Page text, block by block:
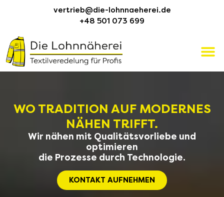
vertrieb@die-lohnnaeherei.de
+48 501 073 699
WO TRADITION AUF MODERNES
NÄHEN TRIFFT.
Wir nähen mit Qualitätsvorliebe und
optimieren
die Prozesse durch Technologie.
KONTAKT AUFNEHMEN